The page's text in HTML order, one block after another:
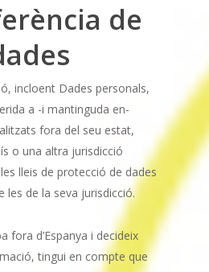
de
incloent Dades personals,
a -i mantinguda en-
fora del seu estat,
o una altra jurisdicció
lleis de protecció de dades
les de la seva jurisdicció.
fora d’Espanya i decideix
tingui en compte que